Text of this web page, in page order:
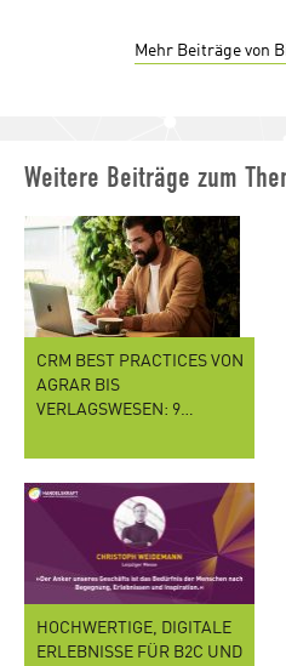
Mehr Beiträge von
Weitere Beiträge zum
CRM BEST PRACTICES VON
AGRAR BIS
VERLAGSWESEN: 9…
HOCHWERTIGE, DIGITALE
ERLEBNISSE FÜR B2C UND